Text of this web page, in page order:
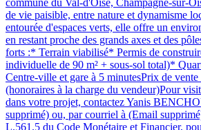
de vie paisible, entre nature et dynamisme
entourée d'espaces verts, elle offre un
en restant proche des grands axes et des
forts :* Terrain viabilisé* Permis de
individuelle de 90 m² + sous-sol total)*
Centre-ville et gare à 5 minutesPrix de
(honoraires à la charge du vendeur)Pour
dans votre projet, contactez Yanis
supprimé) ou, par courriel à (Email
L.561.5 du Code Monétaire et Financier,